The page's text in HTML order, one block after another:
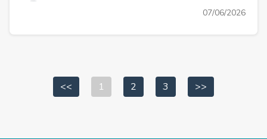
07/06/2026
<< 1 2 3 >>